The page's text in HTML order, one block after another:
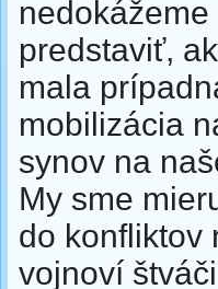
predstaviť,
mala
mobilizácia
synov na
My sme
do konfliktov
vojnoví